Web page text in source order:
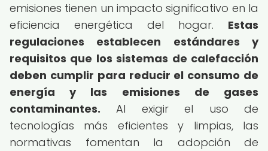
emisiones tienen un impacto significativo en la
eficiencia energética del hogar. Estas
regulaciones establecen estándares y
requisitos que los sistemas de calefacción
deben cumplir para reducir el consumo de
energía y las emisiones de gases
contaminantes. Al exigir el uso de
tecnologías más eficientes y limpias, las
normativas fomentan la adopción de